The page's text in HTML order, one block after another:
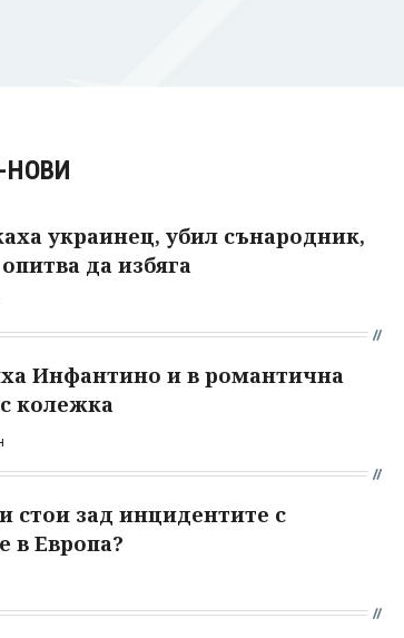
украинец, убил сънародник,
да избяга
Инфантино и в романтична
колежка
стои зад инцидентите с
в Европа?